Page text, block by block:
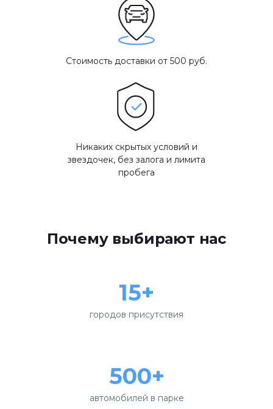
Стоимость доставки от 500 руб.
Никаких скрытых условий и
звездочек, без залога и лимита
пробега
Почему выбирают нас
15+
городов присутствия
500+
автомобилей в парке